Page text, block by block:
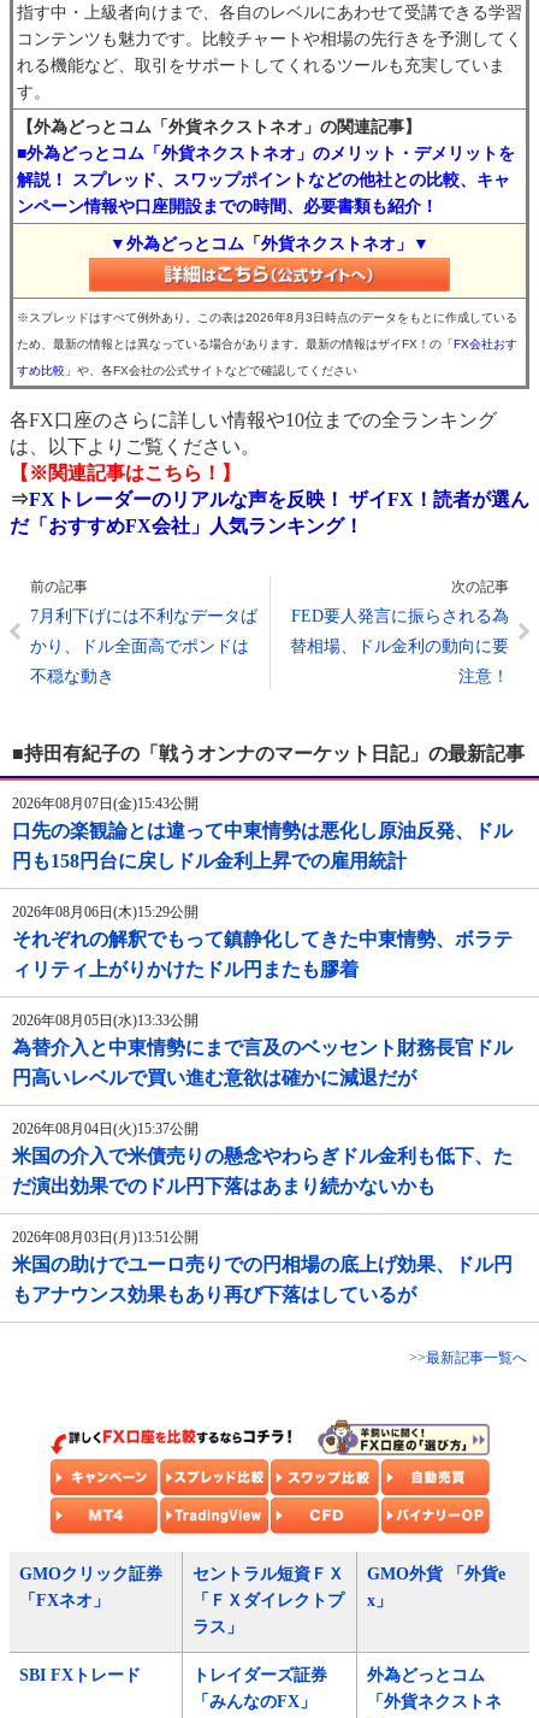
指す中・上級者向けまで、各自のレベルにあわせて受講できる学習
コンテンツも魅力です。比較チャートや相場の先行きを予測してく
れる機能など、取引をサポートしてくれるツールも充実していま
す。
【外為どっとコム「外貨ネクストネオ」の関連記事】
■外為どっとコム「外貨ネクストネオ」のメリット・デメリットを
解説！ スプレッド、スワップポイントなどの他社との比較、キャ
ンペーン情報や口座開設までの時間、必要書類も紹介！
▼外為どっとコム「外貨ネクストネオ」▼
※スプレッドはすべて例外あり。この表は2026年8月3日時点のデータをもとに作成している
ため、最新の情報とは異なっている場合があります。最新の情報はザイFX！の 「FX会社おす
すめ比較」 や、各FX会社の公式サイトなどで確認してください
各FX口座のさらに詳しい情報や10位までの全ランキング
は、以下よりご覧ください。
【※関連記事はこちら！】
⇒FXトレーダーのリアルな声を反映！ ザイFX！読者が選ん
だ「おすすめFX会社」人気ランキング！
前の記事
7月利下げには不利なデータば
かり、ドル全面高でポンドは
不穏な動き
次の記事
FED要人発言に振らされる為
替相場、ドル金利の動向に要
注意！
■持田有紀子の「戦うオンナのマーケット日記」の最新記事
2026年08月07日(金)15:43公開
口先の楽観論とは違って中東情勢は悪化し原油反発、ドル
円も158円台に戻しドル金利上昇での雇用統計
2026年08月06日(木)15:29公開
それぞれの解釈でもって鎮静化してきた中東情勢、ボラテ
ィリティ上がりかけたドル円またも膠着
2026年08月05日(水)13:33公開
為替介入と中東情勢にまで言及のベッセント財務長官ドル
円高いレベルで買い進む意欲は確かに減退だが
2026年08月04日(火)15:37公開
米国の介入で米債売りの懸念やわらぎドル金利も低下、た
だ演出効果でのドル円下落はあまり続かないかも
2026年08月03日(月)13:51公開
米国の助けでユーロ売りでの円相場の底上げ効果、ドル円
もアナウンス効果もあり再び下落はしているが
>>最新記事一覧へ
GMOクリック証券
「FXネオ」
セントラル短資ＦＸ
「ＦＸダイレクトプ
ラス」
GMO外貨 「外貨e
x」
SBI FXトレード
トレイダーズ証券
「みんなのFX」
外為どっとコム
「外貨ネクストネ